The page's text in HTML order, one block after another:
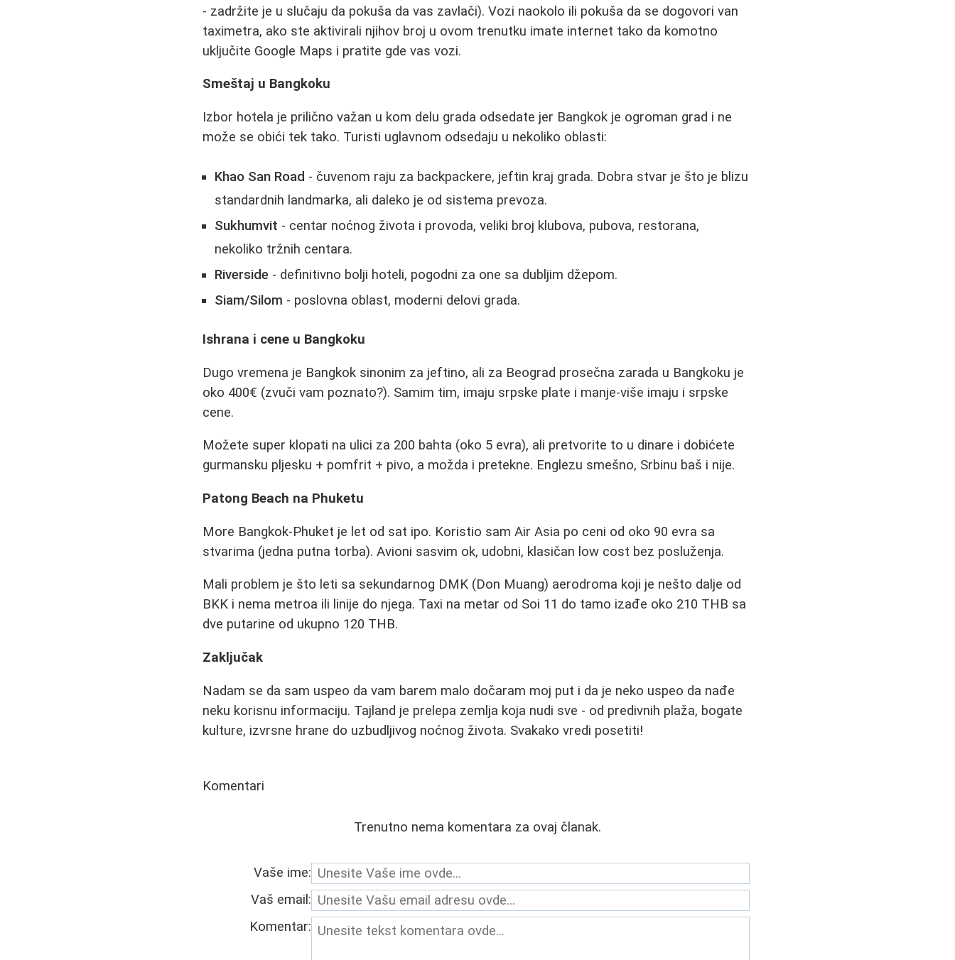
- zadržite je u slučaju da pokuša da vas zavlači). Vozi naokolo ili pokuša da se dogovori van
taximetra, ako ste aktivirali njihov broj u ovom trenutku imate internet tako da komotno
uključite Google Maps i pratite gde vas vozi.
Smeštaj u Bangkoku
Izbor hotela je prilično važan u kom delu grada odsedate jer Bangkok je ogroman grad i ne
može se obići tek tako. Turisti uglavnom odsedaju u nekoliko oblasti:
Khao San Road - čuvenom raju za backpackere, jeftin kraj grada. Dobra stvar je što je blizu
standardnih landmarka, ali daleko je od sistema prevoza.
Sukhumvit - centar noćnog života i provoda, veliki broj klubova, pubova, restorana,
nekoliko tržnih centara.
Riverside - definitivno bolji hoteli, pogodni za one sa dubljim džepom.
Siam/Silom - poslovna oblast, moderni delovi grada.
Ishrana i cene u Bangkoku
Dugo vremena je Bangkok sinonim za jeftino, ali za Beograd prosečna zarada u Bangkoku je
oko 400€ (zvuči vam poznato?). Samim tim, imaju srpske plate i manje-više imaju i srpske
cene.
Možete super klopati na ulici za 200 bahta (oko 5 evra), ali pretvorite to u dinare i dobićete
gurmansku pljesku + pomfrit + pivo, a možda i pretekne. Englezu smešno, Srbinu baš i nije.
Patong Beach na Phuketu
More Bangkok-Phuket je let od sat ipo. Koristio sam Air Asia po ceni od oko 90 evra sa
stvarima (jedna putna torba). Avioni sasvim ok, udobni, klasičan low cost bez posluženja.
Mali problem je što leti sa sekundarnog DMK (Don Muang) aerodroma koji je nešto dalje od
BKK i nema metroa ili linije do njega. Taxi na metar od Soi 11 do tamo izađe oko 210 THB sa
dve putarine od ukupno 120 THB.
Zaključak
Nadam se da sam uspeo da vam barem malo dočaram moj put i da je neko uspeo da nađe
neku korisnu informaciju. Tajland je prelepa zemlja koja nudi sve - od predivnih plaža, bogate
kulture, izvrsne hrane do uzbudljivog noćnog života. Svakako vredi posetiti!
Komentari
Trenutno nema komentara za ovaj članak.
Vaše ime:
Vaš email:
Komentar: